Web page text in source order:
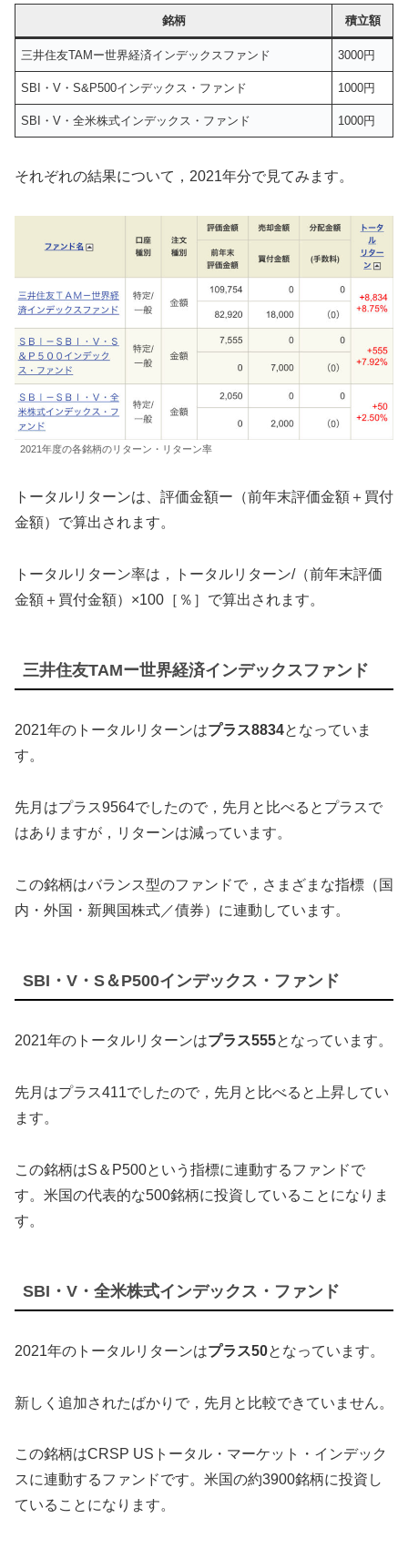
銘柄 積立額
三井住友TAMー世界経済インデックスファンド 3000円
SBI・V・S&P500インデックス・ファンド 1000円
SBI・V・全米株式インデックス・ファンド 1000円
それぞれの結果について，2021年分で見てみます。
2021年度の各銘柄のリターン・リターン率
トータルリターンは、評価金額ー（前年末評価金額＋買付
金額）で算出されます。
トータルリターン率は，トータルリターン/（前年末評価
金額＋買付金額）×100［％］で算出されます。
三井住友TAMー世界経済インデックスファンド
2021年のトータルリターンはプラス8834となっていま
す。
先月はプラス9564でしたので，先月と比べるとプラスで
はありますが，リターンは減っています。
この銘柄はバランス型のファンドで，さまざまな指標（国
内・外国・新興国株式／債券）に連動しています。
SBI・V・S＆P500インデックス・ファンド
2021年のトータルリターンはプラス555となっています。
先月はプラス411でしたので，先月と比べると上昇してい
ます。
この銘柄はS＆P500という指標に連動するファンドで
す。米国の代表的な500銘柄に投資していることになりま
す。
SBI・V・全米株式インデックス・ファンド
2021年のトータルリターンはプラス50となっています。
新しく追加されたばかりで，先月と比較できていません。
この銘柄はCRSP USトータル・マーケット・インデック
スに連動するファンドです。米国の約3900銘柄に投資し
ていることになります。